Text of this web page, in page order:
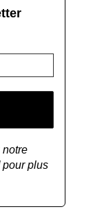
notre
plus